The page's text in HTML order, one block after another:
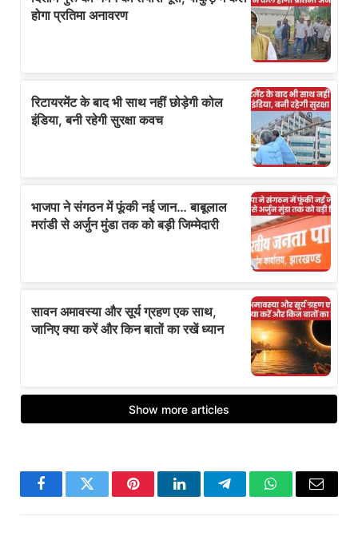
FacebookTwitter PinterestLinkedInTelegramWhatsApp
Email